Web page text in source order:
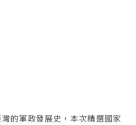
的軍政發展史，本次精選國家